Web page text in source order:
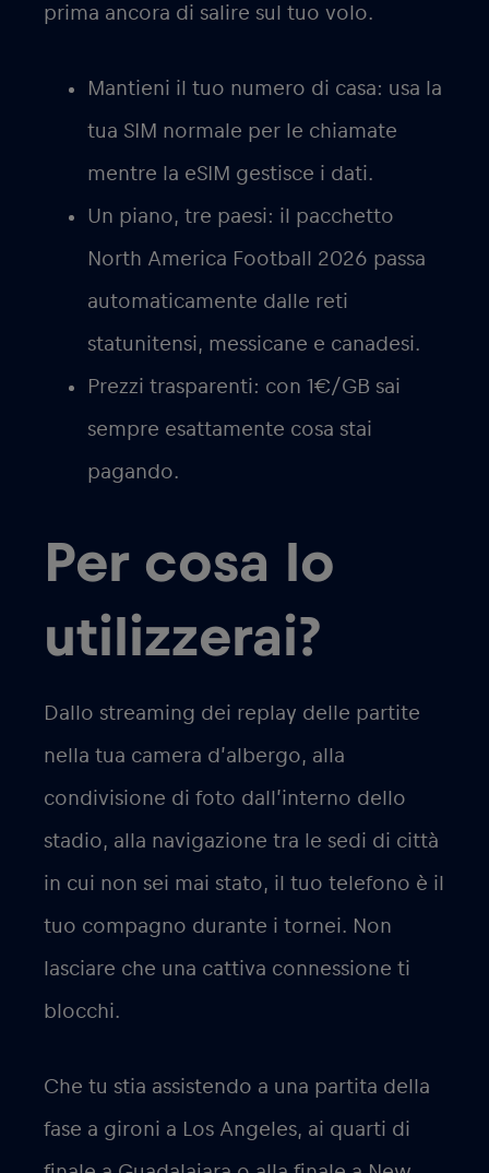
prima ancora di salire sul tuo volo.
Mantieni il tuo numero di casa: usa la
tua SIM normale per le chiamate
mentre la eSIM gestisce i dati.
Un piano, tre paesi: il pacchetto
North America Football 2026 passa
automaticamente dalle reti
statunitensi, messicane e canadesi.
Prezzi trasparenti: con 1€/GB sai
sempre esattamente cosa stai
pagando.
Per cosa lo
utilizzerai?
Dallo streaming dei replay delle partite
nella tua camera d’albergo, alla
condivisione di foto dall’interno dello
stadio, alla navigazione tra le sedi di città
in cui non sei mai stato, il tuo telefono è il
tuo compagno durante i tornei. Non
lasciare che una cattiva connessione ti
blocchi.
Che tu stia assistendo a una partita della
fase a gironi a Los Angeles, ai quarti di